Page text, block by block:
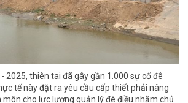
2025, thiên tai đã gây gần 1.000 sự cố đê
tế này đặt ra yêu cầu cấp thiết phải nâng
cho lực lượng quản lý đê điều nhằm chủ